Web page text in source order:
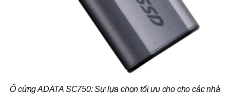
Ổ cứng ADATA SC750: Sự lựa chọn tối ưu cho cho các nhà